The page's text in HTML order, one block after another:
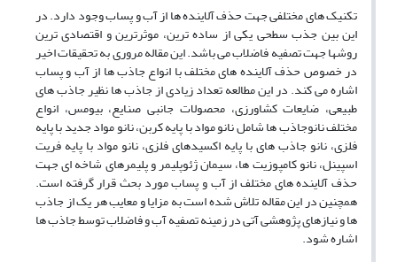
تکنیک های مختلفی جهت حذف آلاینده ها از آب و پساب وجود دارد. در
این بین جذب سطحی یکی از ساده ترین، موثرترین و اقتصادی ترین
روشها جهت تصفیه فاضلاب می باشد. این مقاله مروری به تحقیقات اخیر
در خصوص حذف آلاینده های مختلف با انواع جاذب ها از آب و پساب
اشاره می کند. در این مطالعه تعداد زیادی از جاذب ها نظیر جاذب های
طبیعی، ضایعات کشاورزی، محصولات جانبی صنایع، بیومس، انواع
مختلف نانوجاذب ها شامل نانو مواد با پایه کربن، نانو مواد جدید با پایه
فلزی، نانو جاذب های با پایه اکسیدهای فلزی، نانو مواد با پایه فریت
اسپینل، نانو کامپوزیت ها، سیمان ژئوپلیمر و پلیمرهای شاخه ای جهت
حذف آلاینده های مختلف از آب و پساب مورد بحث قرار گرفته است.
همچنین در این مقاله تلاش شده است به مزایا و معایب هر یک از جاذب
ها و نیازهای پژوهشی آتی در زمینه تصفیه آب و فاضلاب توسط جاذب ها
اشاره شود.